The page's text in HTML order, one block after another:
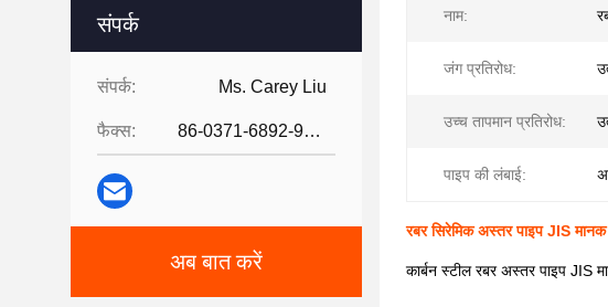
संपर्क
संपर्क: Ms. Carey Liu
फैक्स: 86-0371-6892-9024
अब बात करें
नाम:
जंग प्रतिरोध:
उच्च तापमान प्रतिरोध:
पाइप की लंबाई:
रबर सिरेमिक अस्तर पाइप JIS मानक
कार्बन स्टील रबर अस्तर पाइप JIS